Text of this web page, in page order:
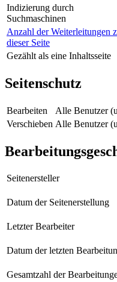
Indizierung durch
Suchmaschinen
Anzahl der Weiterleitungen
dieser Seite
Gezählt als eine Inhaltsseite
Seitenschutz
Bearbeiten
Alle Benutzer
Verschieben Alle Benutzer
Seitenersteller
Datum der Seitenerstellung
Letzter Bearbeiter
Datum der letzten
Gesamtzahl der